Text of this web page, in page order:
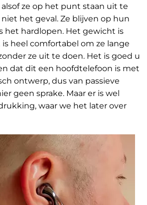
ze op het punt staan uit te
niet het geval. Ze blijven op hun
het hardlopen. Het gewicht is
heel comfortabel om ze lange
ze uit te doen. Het is goed u
dat dit een hoofdtelefoon is met
ontwerp, dus van passieve
geen sprake. Maar er is wel
waar we het later over